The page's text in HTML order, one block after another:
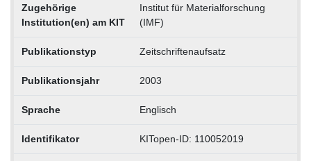
Zugehörige
Institution(en) am KIT
Institut für Materialforschung
(IMF)
Publikationstyp Zeitschriftenaufsatz
Publikationsjahr 2003
Sprache Englisch
Identifikator KITopen-ID: 110052019